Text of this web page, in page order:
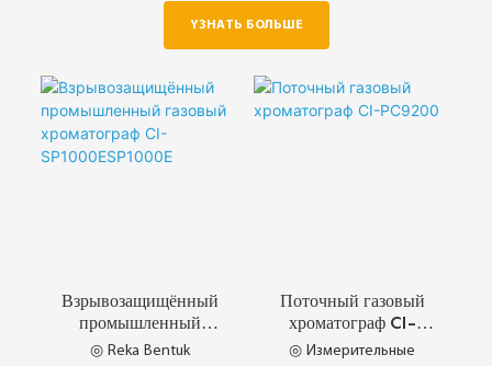
YЗНАТЬ БОЛЬШЕ
Взрывозащищённый
промышленный
газовый хроматограф
◎ Reka Bentuk
Поточный газовый
хроматограф CI-
PC9200
◎ Измерительные